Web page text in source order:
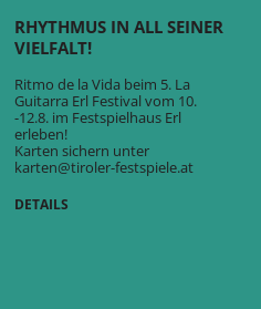
RHYTHMUS IN ALL SEINER
VIELFALT!
Ritmo de la Vida beim 5. La
Guitarra Erl Festival vom 10.
-12.8. im Festspielhaus Erl
erleben!
Karten sichern unter
karten@tiroler-festspiele.at
DETAILS